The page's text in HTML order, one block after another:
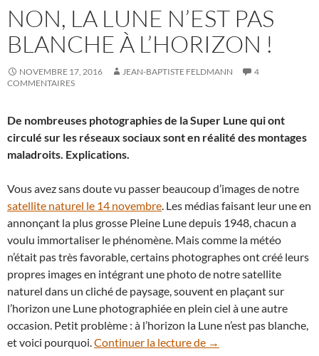
NON, LA LUNE N’EST PAS
BLANCHE À L’HORIZON !
NOVEMBRE 17, 2016 JEAN-BAPTISTE FELDMANN
4
COMMENTAIRES
De nombreuses photographies de la Super Lune qui ont
circulé sur les réseaux sociaux sont en réalité des montages
maladroits. Explications.
Vous avez sans doute vu passer beaucoup d’images de notre
satellite naturel le 14 novembre . Les médias faisant leur une en
annonçant la plus grosse Pleine Lune depuis 1948, chacun a
voulu immortaliser le phénomène. Mais comme la météo
n’était pas très favorable, certains photographes ont créé leurs
propres images en intégrant une photo de notre satellite
naturel dans un cliché de paysage, souvent en plaçant sur
l’horizon une Lune photographiée en plein ciel à une autre
occasion. Petit problème : à l’horizon la Lune n’est pas blanche,
et voici pourquoi. Continuer la lecture de Non, la Lune n’est
→